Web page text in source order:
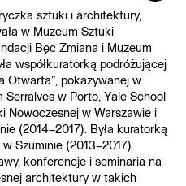
sztuki i architektury,
w Muzeum Sztuki
Bęc Zmiana i Muzeum
współkuratorką podróżującej
Otwarta”, pokazywanej w
w Porto, Yale School
Nowoczesnej w Warszawie i
(2014–2017). Była kuratorką
Szuminie (2013–2017).
konferencje i seminaria na
architektury w takich